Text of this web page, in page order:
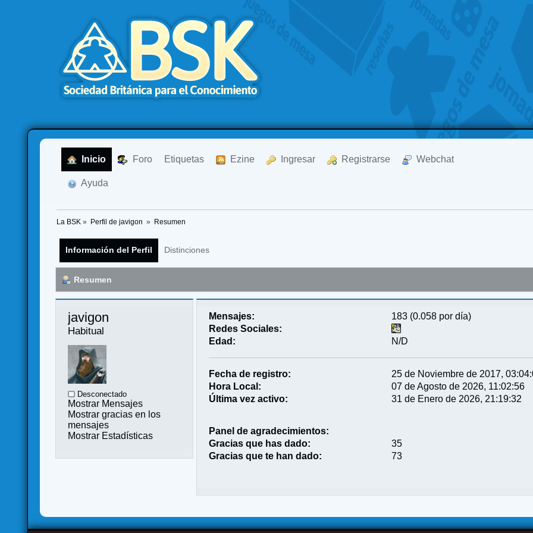
Inicio Foro Etiquetas Ezine Ingresar Registrarse Webchat
Ayuda
La BSK » Perfil de javigon » Resumen
Información del Perfil Distinciones
Resumen
javigon
Habitual
Desconectado
Mostrar Mensajes
Mostrar gracias en los
mensajes
Mostrar Estadísticas
Mensajes:
183 (0.058 por día)
Redes Sociales:
Edad:
N/D
Fecha de registro:
25 de Noviembre de 2017,
Hora Local:
07 de Agosto de 2026, 11:02:56
Última vez activo:
31 de Enero de 2026, 21:19:32
Panel de agradecimientos:
Gracias que has dado:
35
Gracias que te han dado:
73